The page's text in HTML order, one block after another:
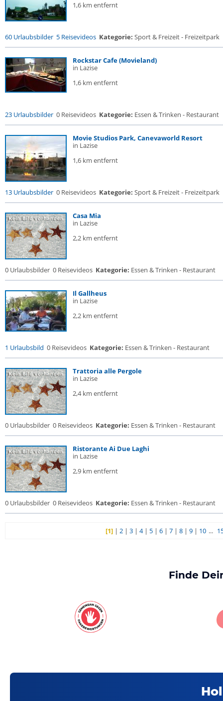
1,6 km entfernt
60 Urlaubsbilder 5 Reisevideos Kategorie: Sport & Freizeit - Freizeitpark
Rockstar Cafe (Movieland)
in Lazise
1,6 km entfernt
23 Urlaubsbilder 0 Reisevideos Kategorie: Essen & Trinken - Restaurant
Movie Studios Park, Canevaworld Resort
in Lazise
1,6 km entfernt
13 Urlaubsbilder 0 Reisevideos Kategorie: Sport & Freizeit - Freizeitpark
Casa Mia
in Lazise
2,2 km entfernt
0 Urlaubsbilder 0 Reisevideos Kategorie: Essen & Trinken - Restaurant
Il Gallheus
in Lazise
2,2 km entfernt
1 Urlaubsbild 0 Reisevideos Kategorie: Essen & Trinken - Restaurant
Trattoria alle Pergole
in Lazise
2,4 km entfernt
0 Urlaubsbilder 0 Reisevideos Kategorie: Essen & Trinken - Restaurant
Ristorante Ai Due Laghi
in Lazise
2,9 km entfernt
0 Urlaubsbilder 0 Reisevideos Kategorie: Essen & Trinken - Restaurant
[1]| 2| 3| 4| 5| 6| 7| 8| 9| 10 ...
Finde